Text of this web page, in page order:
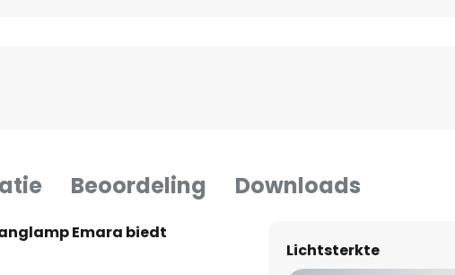
Beoordeling Downloads
Emara biedt
Lichtsterkte